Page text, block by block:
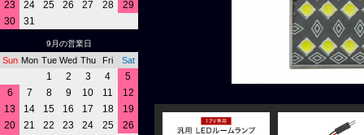
23
24 25 26 27 28
29
30
31
9月の営業日
Sun Mon Tue Wed Thu Fri Sat
1 2 3 4
5
6
7 8 9 10 11
12
13
14 15 16 17 18
19
20
21 22 23 24 25
26